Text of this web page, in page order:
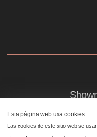
Plaza de
Esta página web usa cookies
Las cookies de este sitio web se